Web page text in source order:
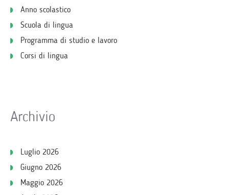
Anno scolastico
Scuola di lingua
Programma di studio e lavoro
Corsi di lingua
Archivio
Luglio 2026
Giugno 2026
Maggio 2026